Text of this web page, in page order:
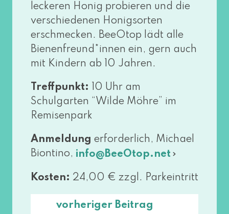
lecke­ren Honig pro­bie­ren und die
ver­schie­de­nen Honigsorten
erschme­cken. BeeOtop lädt alle
Bienenfreund*innen ein, gern auch
mit Kindern ab 10 Jahren.
Treffpunkt: 10 Uhr am
Schulgarten “Wilde Möhre” im
Remisenpark
Anmeldung erfor­der­lich, Michael
Biontino, info@​BeeOtop.​net
Kosten: 24,00 € zzgl. Parkeintritt
vorheriger Beitrag